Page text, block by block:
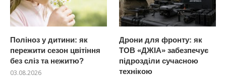
Поліноз у дитини: як
пережити сезон цвітіння
без сліз та нежитю?
03.08.2026
Дрони для фронту: як
ТОВ «ДЖІА» забезпечує
підрозділи сучасною
технікою